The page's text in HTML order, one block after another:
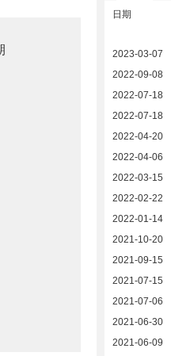
日期
2023-03-07
2022-09-08
2022-07-18
2022-07-18
2022-04-20
2022-04-06
2022-03-15
2022-02-22
2022-01-14
2021-10-20
2021-09-15
2021-07-15
2021-07-06
2021-06-30
2021-06-09